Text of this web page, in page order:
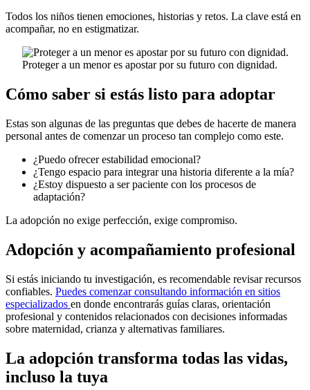
Todos los niños tienen emociones, historias y retos. La clave está en
acompañar, no en estigmatizar.
Proteger a un menor es apostar por su futuro con dignidad.
Cómo saber si estás listo para adoptar
Estas son algunas de las preguntas que debes de hacerte de manera
personal antes de comenzar un proceso tan complejo como este.
¿Puedo ofrecer estabilidad emocional?
¿Tengo espacio para integrar una historia diferente a la mía?
¿Estoy dispuesto a ser paciente con los procesos de
adaptación?
La adopción no exige perfección, exige compromiso.
Adopción y acompañamiento profesional
Si estás iniciando tu investigación, es recomendable revisar recursos
confiables. Puedes comenzar consultando información en sitios
especializados en donde encontrarás guías claras, orientación
profesional y contenidos relacionados con decisiones informadas
sobre maternidad, crianza y alternativas familiares.
La adopción transforma todas las vidas,
incluso la tuya